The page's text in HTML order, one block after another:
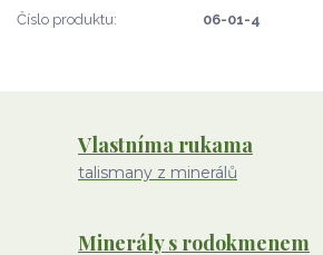
Číslo produktu: 06-01-4
Vlastníma rukama
talismany z minerálů
Minerály s rodokmenem